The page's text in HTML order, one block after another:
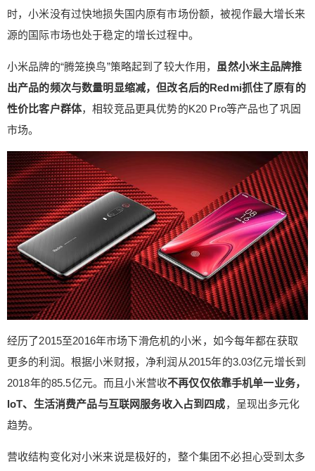
时，小米没有过快地损失国内原有市场份额，被视作最大增长来
源的国际市场也处于稳定的增长过程中。
小米品牌的“腾笼换鸟”策略起到了较大作用， 虽然小米主品牌推
出产品的频次与数量明显缩减，但改名后的Redmi抓住了原有的
性价比客户群体，相较竞品更具优势的K20 Pro等产品也了巩固
市场。
经历了2015至2016年市场下滑危机的小米，如今每年都在获取
更多的利润。根据小米财报，净利润从2015年的3.03亿元增长到
2018年的85.5亿元。而且小米营收不再仅仅依靠手机单一业务，
IoT、生活消费产品与互联网服务收入占到四成，呈现出多元化
趋势。
营收结构变化对小米来说是极好的，整个集团不必担心受到太多